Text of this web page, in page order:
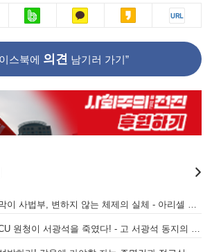
스북에 의견 남기러 가기”